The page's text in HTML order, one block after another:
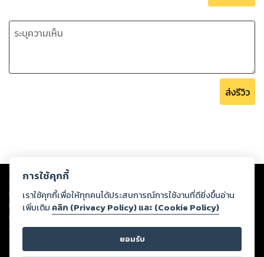
ส่งรีวิว
Copyright © 2026
ต่อผลงานหรือเนื้อหาใดที่อัปโหลดผ่านเว็บไซต์และปรากฏว่าละเมิดสิทธิใน
ทรัพย์สินทางปัญญาของบุคคลอื่นหรือขัดต่อกฎหมายและศีลธรรม ดังนั้น ผู้อ่าน
ทุกท่านโปรดใช้วิจารณญาณในการกลั่นกรองด้วยตนเอง และหากท่านพบว่าส่วน
หนึ่งส่วนใดขัดต่อกฎหมายและศีลธรรม กรุณาแจ้งมายังบริษัท เพื่อทีมงานจะได้
ดำเนินการในทันที ทั้งนี้ ทางสตอรี่ล็อกขอสงวนลิขสิทธิ์ตามพระราชบัญญัติ
ลิขสิทธิ์ พ.ศ. 2537 (ฉบับล่าสุด)
การใช้คุกกี้
เราใช้คุกกี้เพื่อให้ทุกคนได้ประสบการณ์การใช้งานที่ดียิ่งขึ้นอ่าน
เพิ่มเติม คลิก (Privacy Policy) และ (Cookie Policy)
ยอมรับ